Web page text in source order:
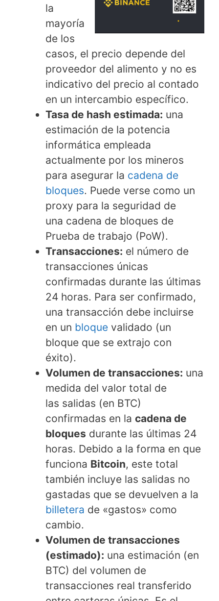
la
mayoría
de los
casos, el precio depende del
proveedor del alimento y no es
indicativo del precio al contado
en un intercambio específico.
Tasa de hash estimada: una
estimación de la potencia
informática empleada
actualmente por los mineros
para asegurar la cadena de
bloques. Puede verse como un
proxy para la seguridad de
una cadena de bloques de
Prueba de trabajo (PoW).
Transacciones: el número de
transacciones únicas
confirmadas durante las últimas
24 horas. Para ser confirmado,
una transacción debe incluirse
en un bloque validado (un
bloque que se extrajo con
éxito).
Volumen de transacciones: una
medida del valor total de
las salidas (en BTC)
confirmadas en la cadena de
bloques durante las últimas 24
horas. Debido a la forma en que
funciona Bitcoin, este total
también incluye las salidas no
gastadas que se devuelven a la
billetera de «gastos» como
cambio.
Volumen de transacciones
(estimado): una estimación (en
BTC) del volumen de
transacciones real transferido